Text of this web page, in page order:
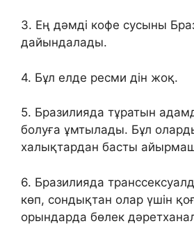
3. Ең дәмді кофе сусыны
дайындалады.
4. Бұл елде ресми дін жоқ.
5. Бразилияда тұратын
болуға ұмтылады. Бұл
халықтардан басты
6. Бразилияда
көп, сондықтан олар үшін
орындарда бөлек